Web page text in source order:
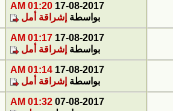
17-08-2017
01:20 AM
بواسطة إشراقة أمل
17-08-2017
01:17 AM
بواسطة إشراقة أمل
17-08-2017
01:14 AM
بواسطة إشراقة أمل
07-08-2017
01:32 AM